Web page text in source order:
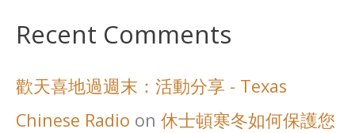
Recent Comments
歡天喜地過週末：活動分享 - Texas
Chinese Radio on 休士頓寒冬如何保護您